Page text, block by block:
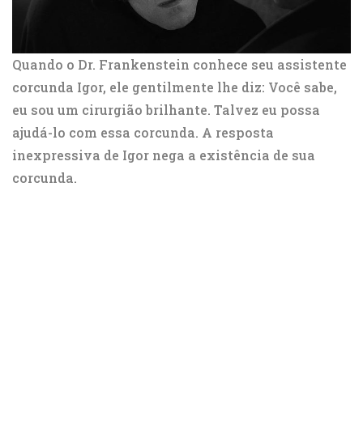
Quando o Dr. Frankenstein conhece seu assistente
corcunda Igor, ele gentilmente lhe diz: Você sabe,
eu sou um cirurgião brilhante. Talvez eu possa
ajudá-lo com essa corcunda. A resposta
inexpressiva de Igor nega a existência de sua
corcunda.